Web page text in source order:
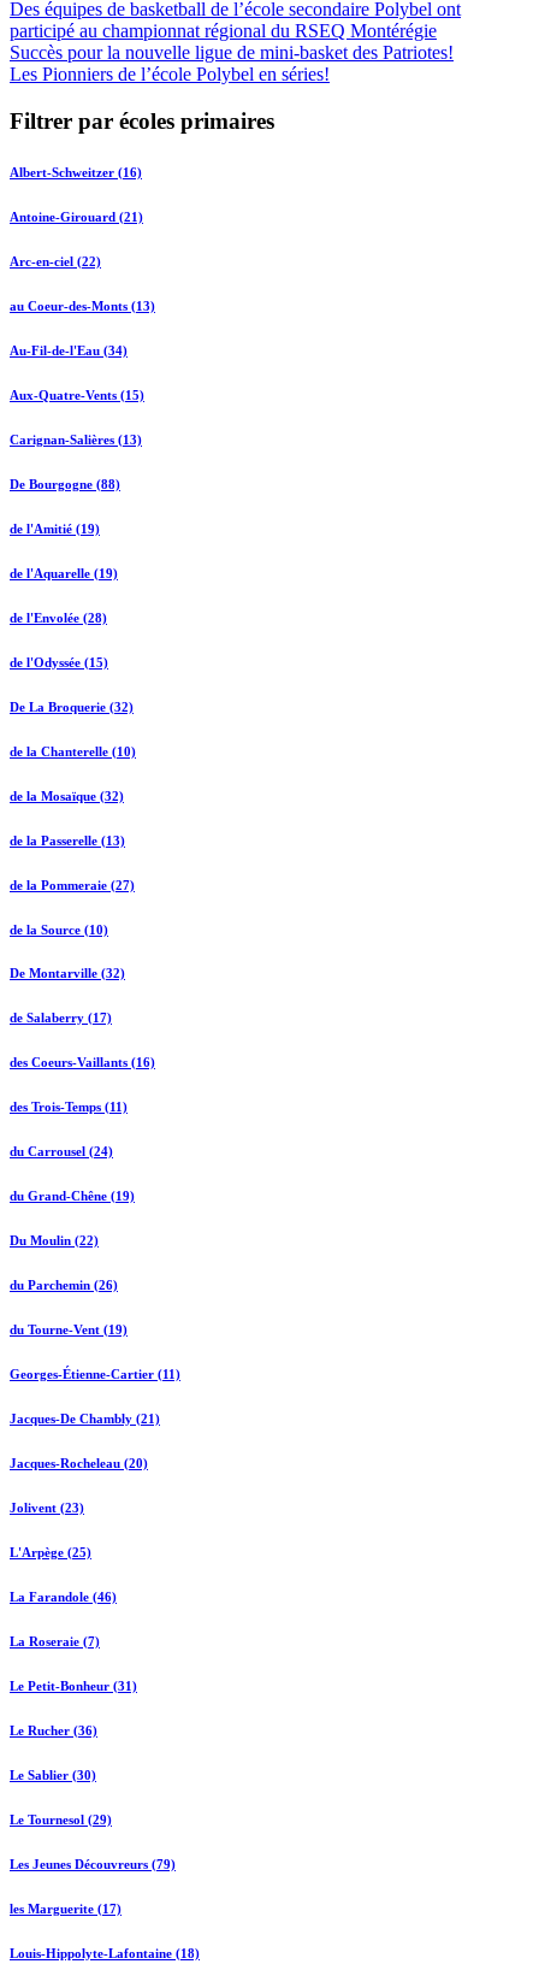
Des équipes de basketball de l’école secondaire Polybel ont
participé au championnat régional du RSEQ Montérégie
Succès pour la nouvelle ligue de mini-basket des Patriotes!
Les Pionniers de l’école Polybel en séries!
Filtrer par écoles primaires
Albert-Schweitzer (16)
Antoine-Girouard (21)
Arc-en-ciel (22)
au Coeur-des-Monts (13)
Au-Fil-de-l'Eau (34)
Aux-Quatre-Vents (15)
Carignan-Salières (13)
De Bourgogne (88)
de l'Amitié (19)
de l'Aquarelle (19)
de l'Envolée (28)
de l'Odyssée (15)
De La Broquerie (32)
de la Chanterelle (10)
de la Mosaïque (32)
de la Passerelle (13)
de la Pommeraie (27)
de la Source (10)
De Montarville (32)
de Salaberry (17)
des Coeurs-Vaillants (16)
des Trois-Temps (11)
du Carrousel (24)
du Grand-Chêne (19)
Du Moulin (22)
du Parchemin (26)
du Tourne-Vent (19)
Georges-Étienne-Cartier (11)
Jacques-De Chambly (21)
Jacques-Rocheleau (20)
Jolivent (23)
L'Arpège (25)
La Farandole (46)
La Roseraie (7)
Le Petit-Bonheur (31)
Le Rucher (36)
Le Sablier (30)
Le Tournesol (29)
Les Jeunes Découvreurs (79)
les Marguerite (17)
Louis-Hippolyte-Lafontaine (18)